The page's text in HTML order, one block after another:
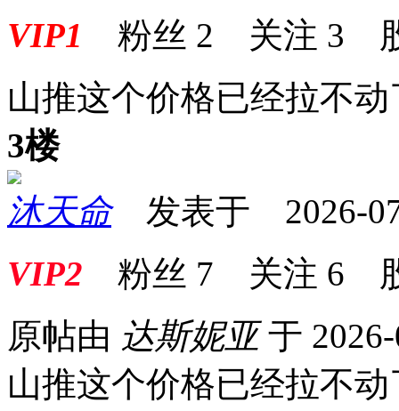
VIP1 粉丝 2 关注 3
山推这个价格已经拉不动
3楼
沐天命发表于 2026-
VIP2 粉丝 7 关注 6
原帖由 达斯妮亚于
山推这个价格已经拉不动